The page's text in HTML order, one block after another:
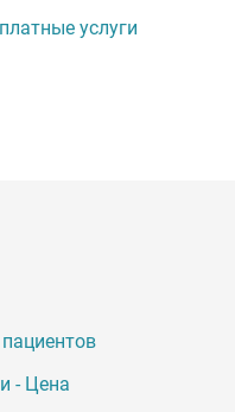
услуги
- Цена